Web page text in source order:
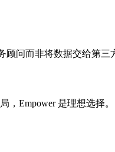
问而非将数据交给第三
Empower 是理想选择。